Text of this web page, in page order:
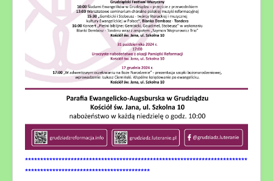
*************************************************************************
*****************************************